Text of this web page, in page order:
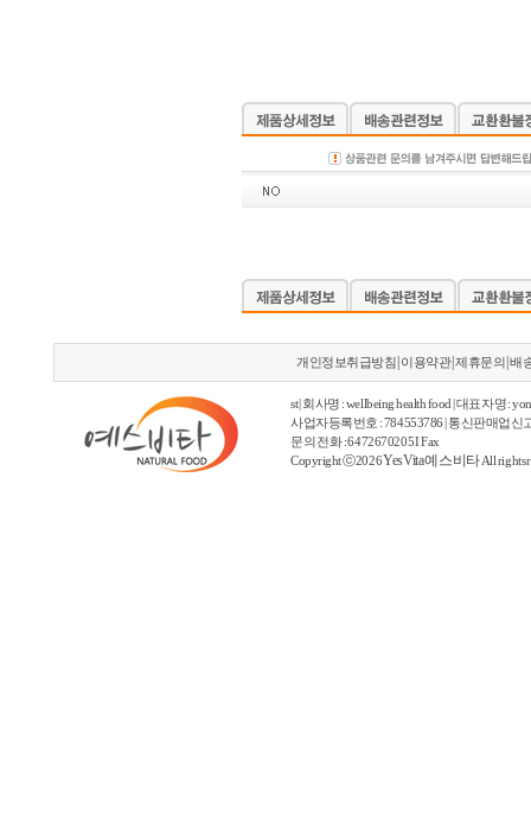
개인정보취급방침 이용약관|제휴문의 |배
st | 회사명 : wellbeing health food | 대표자명 :
사업자등록번호 : 784553786 | 통신판매업신
문의 전화 : 6472670205 I Fax
Copyright ⓒ2026YesVita 예스비타All rights